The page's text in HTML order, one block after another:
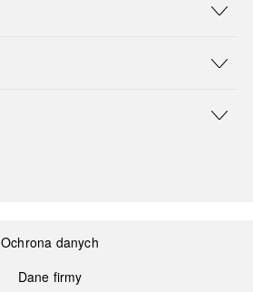
Ochrona danych
Dane firmy